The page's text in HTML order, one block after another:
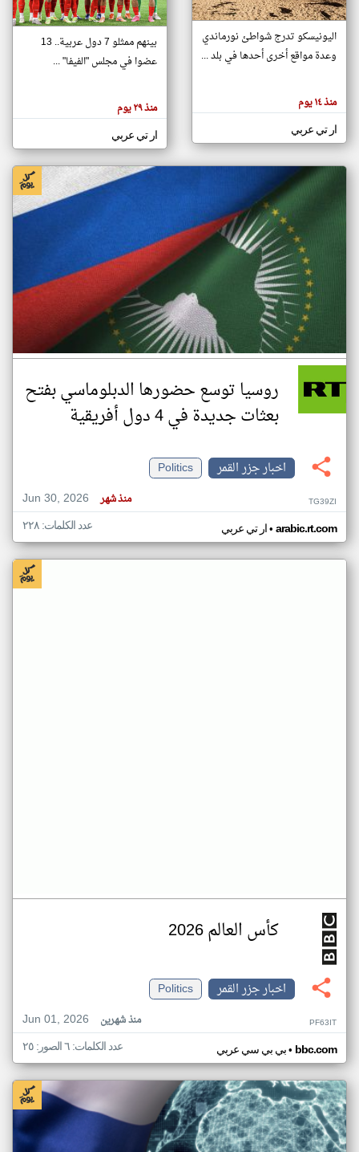
تغيير الدولة
اخبار جزر القمر على مدار الساعة
أهم اخبار جزر القمر العاجلة والمباشرة
هنا عن
وجهة
كاتبيها.
اليونيسكو تدرج شواطئ نورماندي
وعدة مواقع أخرى أحدها في بلد ...
منذ ١٤ يوم
ار تي عربي
بينهم ممثلو 7 دول عربية.. 13
عضوا في مجلس "الفيفا" ...
منذ ٢٩ يوم
ار تي عربي
روسيا توسع حضورها الدبلوماسي بفتح
بعثات جديدة في 4 دول أفريقية
اخبار جزر القمر
Politics
Jun 30, 2026
منذ شهر TG39ZI
ار تي عربي• arabic.rt.com عدد الكلمات: ٢٢٨
كأس العالم 2026
اخبار جزر القمر
Politics
Jun 01, 2026
منذ شهرين PF63IT
بي بي سي عربي• bbc.com عدد الكلمات: ٦ الصور: ٢٥
klyoum.com